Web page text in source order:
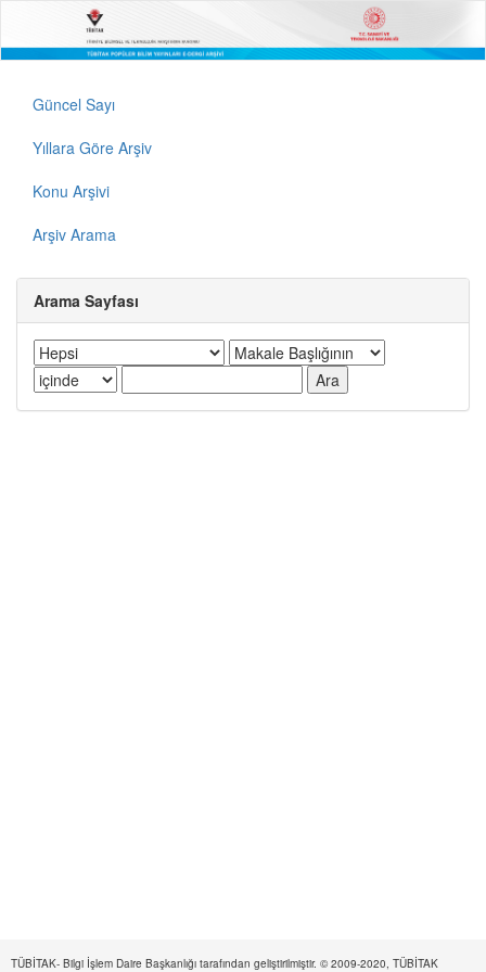
Güncel Sayı
Yıllara Göre Arşiv
Konu Arşivi
Arşiv Arama
Arama Sayfası
TÜBİTAK- Bilgi İşlem Daire Başkanlığı tarafından geliştirilmiştir. © 2009-2020, TÜBİTAK